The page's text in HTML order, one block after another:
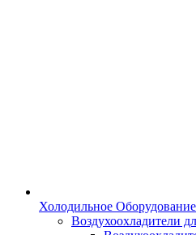
Холодильное Оборудование
Воздухоохладители